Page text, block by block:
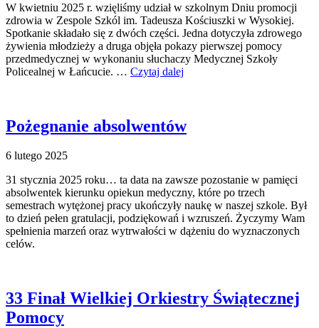
W kwietniu 2025 r. wzięliśmy udział w szkolnym Dniu promocji
zdrowia w Zespole Szkól im. Tadeusza Kościuszki w Wysokiej.
Spotkanie składało się z dwóch części. Jedna dotyczyła zdrowego
żywienia młodzieży a druga objęła pokazy pierwszej pomocy
przedmedycznej w wykonaniu słuchaczy Medycznej Szkoły
Policealnej w Łańcucie. … Czytaj dalej
Pożegnanie absolwentów
6 lutego 2025
31 stycznia 2025 roku… ta data na zawsze pozostanie w pamięci
absolwentek kierunku opiekun medyczny, które po trzech
semestrach wytężonej pracy ukończyły naukę w naszej szkole. Był
to dzień pełen gratulacji, podziękowań i wzruszeń. Życzymy Wam
spełnienia marzeń oraz wytrwałości w dążeniu do wyznaczonych
celów.
33 Finał Wielkiej Orkiestry Świątecznej
Pomocy